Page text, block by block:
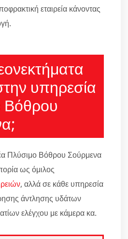
εταιρεία κάνοντας
υπηρεσία
Βόθρου
Πλύσιμο Βόθρου Σούρμενα
ως όμιλος
, αλλά σε κάθε υπηρεσία
άντλησης υδάτων
ελέγχου με κάμερα κα.